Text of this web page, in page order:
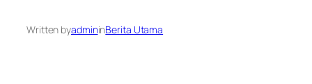
Written byadmininBerita Utama